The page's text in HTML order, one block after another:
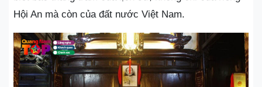
Hội An mà còn của đất nước Việt Nam.